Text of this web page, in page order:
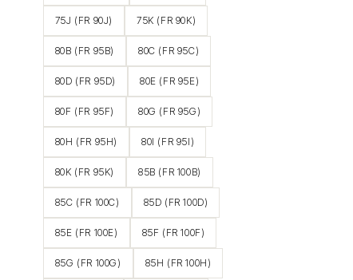
75J (FR 90J) 75K (FR 90K)
80B (FR 95B) 80C (FR 95C)
80D (FR 95D) 80E (FR 95E)
80F (FR 95F) 80G (FR 95G)
80H (FR 95H) 80I (FR 95I)
80K (FR 95K) 85B (FR 100B)
85C (FR 100C) 85D (FR 100D)
85E (FR 100E) 85F (FR 100F)
85G (FR 100G) 85H (FR 100H)